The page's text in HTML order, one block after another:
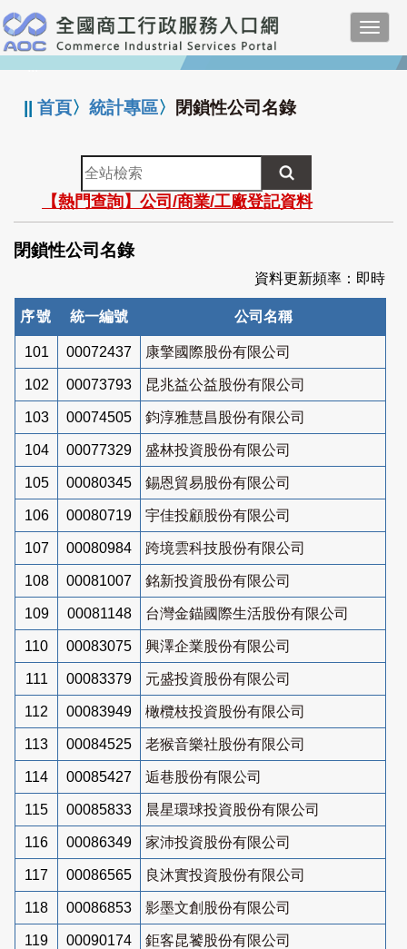
跳
到
主
要
:::
||首頁〉統計專區〉 閉鎖性公司名錄
全
站
檢
索
【熱門查詢】公司/商業/工廠登記資料
閉鎖性公司名錄
資料更新頻率：即時
序號 統一編號 公司名稱
101 00072437 康擎國際股份有限公司
102 00073793 昆兆益公益股份有限公司
103 00074505 鈞淳雅慧昌股份有限公司
104 00077329 盛林投資股份有限公司
105 00080345 錫恩貿易股份有限公司
106 00080719 宇佳投顧股份有限公司
107 00080984 跨境雲科技股份有限公司
108 00081007 銘新投資股份有限公司
109 00081148 台灣金錨國際生活股份有限公司
110 00083075 興澤企業股份有限公司
111 00083379 元盛投資股份有限公司
112 00083949 橄欖枝投資股份有限公司
113 00084525 老猴音樂社股份有限公司
114 00085427 逅巷股份有限公司
115 00085833 晨星環球投資股份有限公司
116 00086349 家沛投資股份有限公司
117 00086565 良沐實投資股份有限公司
118 00086853 影墨文創股份有限公司
119 00090174 鉅客昆饕股份有限公司